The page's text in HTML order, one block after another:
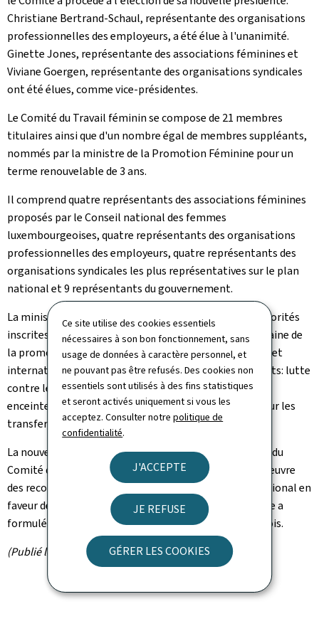
Ce site utilise des cookies essentiels
nécessaires à son bon fonctionnement, sans
usage de données à caractère personnel, et
ne pouvant pas être refusés. Des cookies non
essentiels sont utilisés à des fins statistiques
et seront activés uniquement si vous les
acceptez. Consulter notrepolitique de
confidentialité.
J'ACCEPTE
JE REFUSE
GÉRER LES COOKIES
Christiane Bertrand-Schaul, représentante des organisations
professionnelles des employeurs, a été élue à l'unanimité.
Ginette Jones, représentante des associations féminines et
Viviane Goergen, représentante des organisations syndicales
ont été élues, comme vice-présidentes.
Le Comité du Travail féminin se compose de 21 membres
titulaires ainsi que d'un nombre égal de membres suppléants,
nommés par la ministre de la Promotion Féminine pour un
terme renouvelable de 3 ans.
Il comprend quatre représentants des associations féminines
proposés par le Conseil national des femmes
luxembourgeoises, quatre représentants des organisations
professionnelles des employeurs, quatre représentants des
organisations syndicales les plus représentatives sur le plan
national et 9 représentants du gouvernement.
La ministre de la Promotion féminine a rappelé les priorités
inscrites dans l'accord de coalition concernant le domaine de
la promotion féminine et les engagements nationaux et
internationaux en cours. Elle a abordé les sujets suivants: lutte
contre le harcèlement sexuel, protection des femmes
enceintes, partage de la charge de la preuve et étude sur les
transferts sociaux.
La nouvelle présidente a proposé d'inscrire les travaux du
Comité du Travail féminin dans le cadre de la mise en œuvre
des recommandations concernant le Plan d'action national en
faveur de l'emploi que le Conseil de l'Union européenne a
formulé à l'attention du gouvernement luxembourgeois.
(Publié le 31 mars 2000)